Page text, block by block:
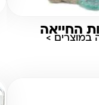
החייאה
במוצרים >